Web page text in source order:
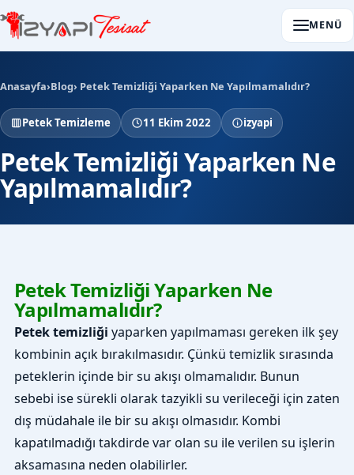
MENÜ
Anasayfa›Blog› Petek Temizliği Yaparken Ne Yapılmamalıdır?
Petek Temizleme 11 Ekim 2022 izyapi
Petek Temizliği Yaparken Ne
Yapılmamalıdır?
Petek Temizliği Yaparken Ne
Yapılmamalıdır?
Petek temizliği yaparken yapılmaması gereken ilk şey
kombinin açık bırakılmasıdır. Çünkü temizlik sırasında
peteklerin içinde bir su akışı olmamalıdır. Bunun
sebebi ise sürekli olarak tazyikli su verileceği için zaten
dış müdahale ile bir su akışı olmasıdır. Kombi
kapatılmadığı takdirde var olan su ile verilen su işlerin
aksamasına neden olabilirler.